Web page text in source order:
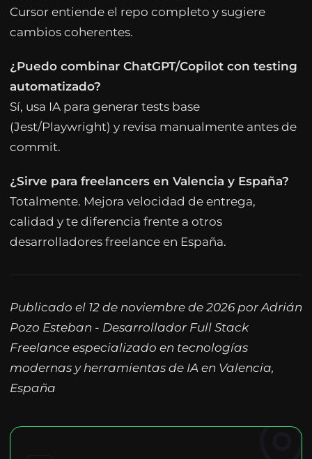
Cursor entiende el repo completo y sugiere
cambios coherentes.
¿Puedo combinar ChatGPT/Copilot con testing
automatizado?
Sí, usa IA para generar tests base
(Jest/Playwright) y revisa manualmente antes de
commit.
¿Sirve para freelancers en Valencia y España?
Totalmente. Mejora velocidad de entrega,
calidad y te diferencia frente a otros
desarrolladores freelance en España.
Publicado el 12 de noviembre de 2026 por Adrián
Pozo Esteban - Desarrollador Full Stack
Freelance especializado en tecnologías
modernas y herramientas de IA en Valencia,
España